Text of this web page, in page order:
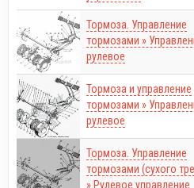
Тормоза. Управление
тормозами »
рулевое
Тормоза и управление
тормозами »
рулевое
Тормоза. Управление
тормозами (сухого
» Рулевое управление